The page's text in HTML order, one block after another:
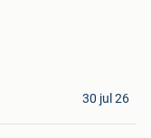
30 jul 26